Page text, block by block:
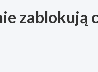
zablokują